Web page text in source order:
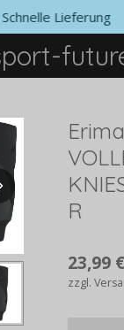
Schnelle Lieferung
Erima
R
23,99 €
zzgl.